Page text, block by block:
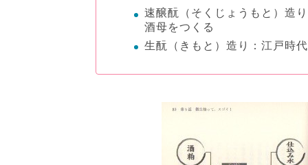
速醸酛（そくじょうもと）造
酒母をつくる
生酛（きもと）造り：江戸時